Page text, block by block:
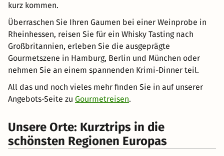
kurz kommen.
Überraschen Sie Ihren Gaumen bei einer Weinprobe in
Rheinhessen, reisen Sie für ein Whisky Tasting nach
Großbritannien, erleben Sie die ausgeprägte
Gourmetszene in Hamburg, Berlin und München oder
nehmen Sie an einem spannenden Krimi-Dinner teil.
All das und noch vieles mehr finden Sie in auf unserer
Angebots-Seite zu Gourmetreisen.
Unsere Orte: Kurztrips in die
schönsten Regionen Europas